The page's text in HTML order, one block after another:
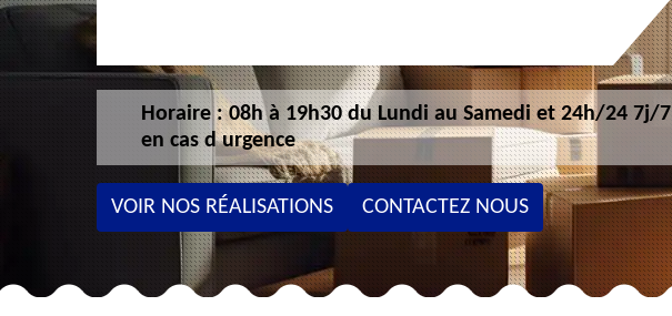
Horaire : 08h à 19h30 du Lundi au Samedi et 24h/24 7j/7
en cas d urgence
VOIR NOS RÉALISATIONS CONTACTEZ NOUS